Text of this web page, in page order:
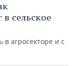
сельское
в агросекторе и с